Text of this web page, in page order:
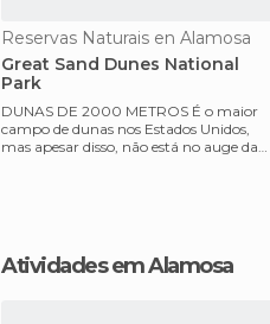
Reservas Naturais en Alamosa
Great Sand Dunes National
Park
DUNAS DE 2000 METROS É o maior
campo de dunas nos Estados Unidos,
mas apesar disso, não está no auge da
Atividades em Alamosa